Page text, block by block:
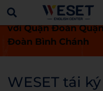
Trang chủ Tin tức
với Quận Đoàn
Đoàn Bình Chánh
WESET tái